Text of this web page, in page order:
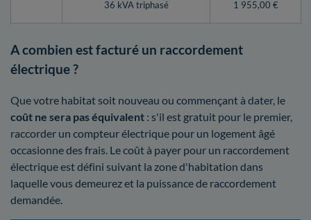
36 kVA triphasé 1 955,00 €
A combien est facturé un raccordement
électrique ?
Que votre habitat soit nouveau ou commençant à dater, le
coût ne sera pas équivalent : s'il est gratuit pour le premier,
raccorder un compteur électrique pour un logement âgé
occasionne des frais. Le coût à payer pour un raccordement
électrique est défini suivant la zone d'habitation dans
laquelle vous demeurez et la puissance de raccordement
demandée.